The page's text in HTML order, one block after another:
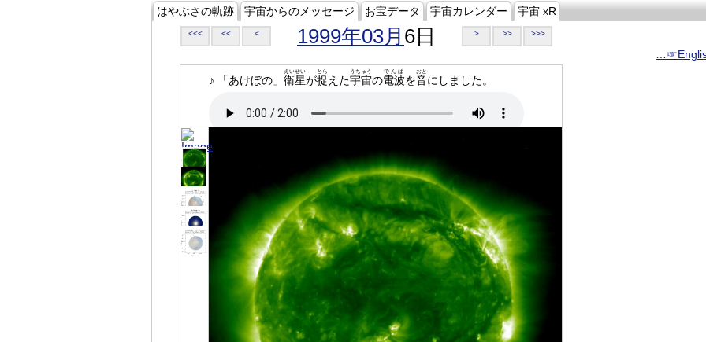
はやぶさの軌跡 宇宙からのメッセージ お宝データ 宇宙カレンダー 宇宙 xR
<<< << < 1999年03月 6日 > >> >>>
♪ 「あけぼの」 衛星
えいせい
が捉
とら
えた宇宙
うちゅう
の電波
でんぱ
を音
おと
にしました。